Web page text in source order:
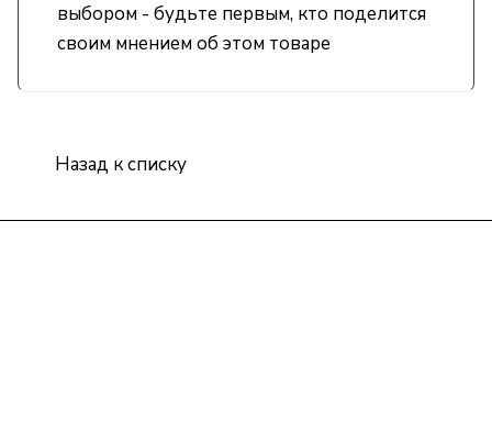
выбором - будьте первым, кто поделится
своим мнением об этом товаре
Назад к списку